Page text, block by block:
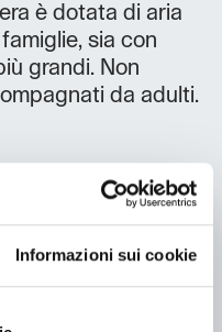
Informazioni sui cookie
è dotata di aria
sia con
grandi. Non
da adulti.